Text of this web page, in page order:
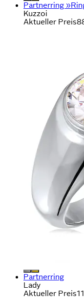
Partnerring
Kuzzoi
Aktueller Preis
Partnerring
Lady
Aktueller Preis